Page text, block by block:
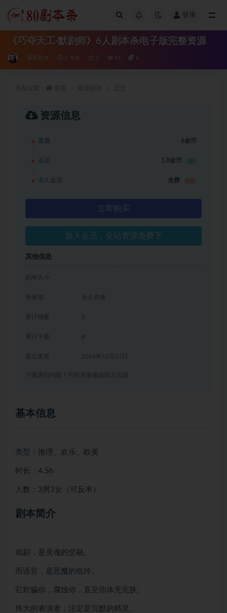
登录
《巧夺天工·默剧师》6人剧本杀电子版完整资源
最新剧本 2 年前 2 92 6
资源信息
普通 6金币
会员 1.8金币 3折
永久会员 免费
立即购买
加入会员，全站资源免费下
其他信息
剧本大小
有效期 永久有效
累计销量 1
累计下载 8
2024年12月07日
下载遇到问题？可联系客服或留言反馈
基本信息
类型：推理、欢乐、欧美
时长：4.5h
人数：3男3女（可反串）
剧本简介
戏剧，是灵魂的交融。
而语言，是恶魔的低吟。
它欺骗你，腐蚀你，直至你体无完肤。
伟大的表演者，注定是沉默的精灵。